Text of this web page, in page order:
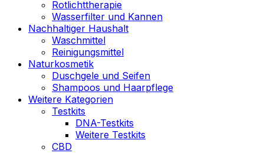
Rotlichttherapie
Wasserfilter und Kannen
Nachhaltiger Haushalt
Waschmittel
Reinigungsmittel
Naturkosmetik
Duschgele und Seifen
Shampoos und Haarpflege
Weitere Kategorien
Testkits
DNA-Testkits
Weitere Testkits
CBD